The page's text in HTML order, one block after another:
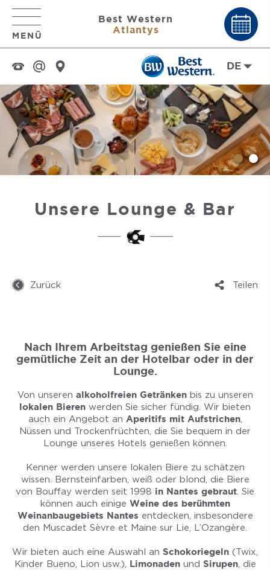
MENÜ
Best Western
Atlantys
DE
Unsere Lounge & Bar
Zurück Teilen
Nach Ihrem Arbeitstag genießen Sie eine
gemütliche Zeit an der Hotelbar oder in der
Lounge.
Von unseren alkoholfreien Getränkenbis zu unseren
lokalen Bieren werden Sie sicher fündig. Wir bieten
auch ein Angebot an Aperitifs mit Aufstrichen,
Nüssen und Trockenfrüchten, die Sie bequem in der
Lounge unseres Hotels genießen können.
Kenner werden unsere lokalen Biere zu schätzen
wissen. Bernsteinfarben, weiß oder blond, die Biere
von Bouffay werden seit 1998 in Nantes gebraut. Sie
können auch einige Weine des berühmten
Weinanbaugebiets Nantes entdecken, insbesondere
den Muscadet Sèvre et Maine sur Lie, L’Ozangère.
Wir bieten auch eine Auswahl an Schokoriegeln (Twix,
Kinder Bueno, Lion usw.), Limonadenund Sirupen, die